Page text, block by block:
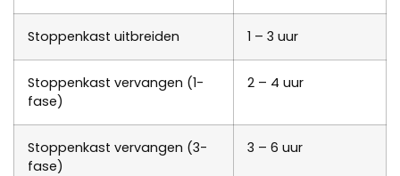
Stoppenkast uitbreiden 1 – 3 uur
Stoppenkast vervangen (1-
fase)
2 – 4 uur
Stoppenkast vervangen (3-
fase)
3 – 6 uur